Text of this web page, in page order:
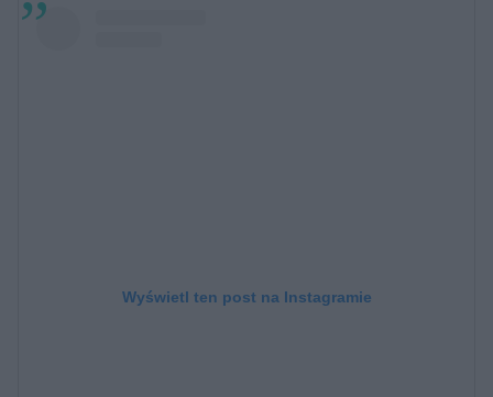
Wyświetl ten post na Instagramie